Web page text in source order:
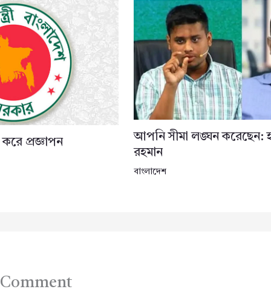
প্রজ্ঞাপন
আপনি সীমা লঙ্ঘন করেছেন:
রহমান
বাংলাদেশ
Comment